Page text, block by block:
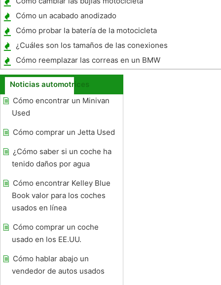
Cómo un acabado anodizado
Cómo probar la batería de la motocicleta
Honda 750 2002
¿Cuáles son los tamaños de las conexiones
para dos Kicker CVR15 DVCs?
Cómo reemplazar las correas en un BMW
325i
Noticias automotrices
Cómo encontrar un Minivan
Used
Cómo comprar un Jetta Used
¿Cómo saber si un coche ha
tenido daños por agua
Cómo encontrar Kelley Blue
Book valor para los coches
usados ​​en línea
Cómo comprar un coche
usado en los EE.UU.
Cómo hablar abajo un
vendedor de autos usados ​​